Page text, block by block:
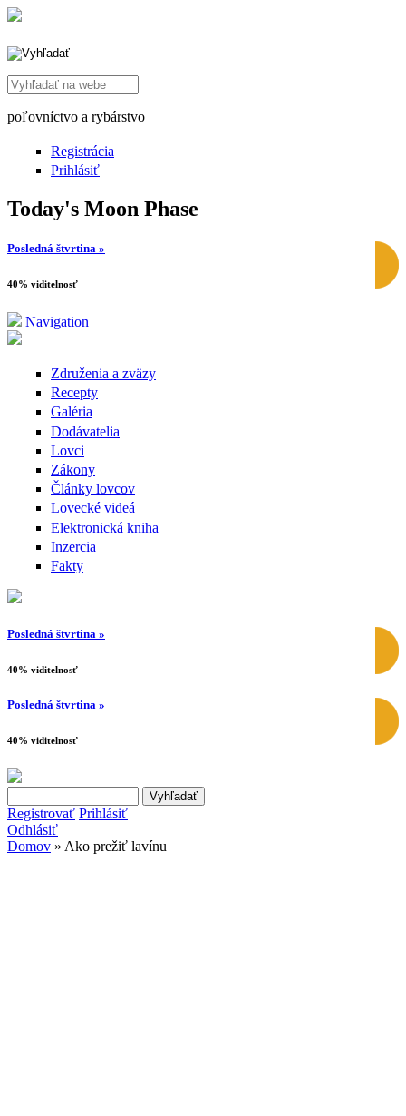
Search this site
poľovníctvo a rybárstvo
Registrácia
Prihlásiť
Today's Moon Phase
Posledná štvrtina »
40% viditelnosť
Navigation
Združenia a zväzy
Recepty
Galéria
Dodávatelia
Lovci
Zákony
Články lovcov
Lovecké videá
Elektronická kniha
Inzercia
Fakty
Posledná štvrtina »
40% viditelnosť
Posledná štvrtina »
40% viditelnosť
Vyhľadávanie
Registrovať Prihlásiť
Odhlásiť
Domov » Ako prežiť lavínu